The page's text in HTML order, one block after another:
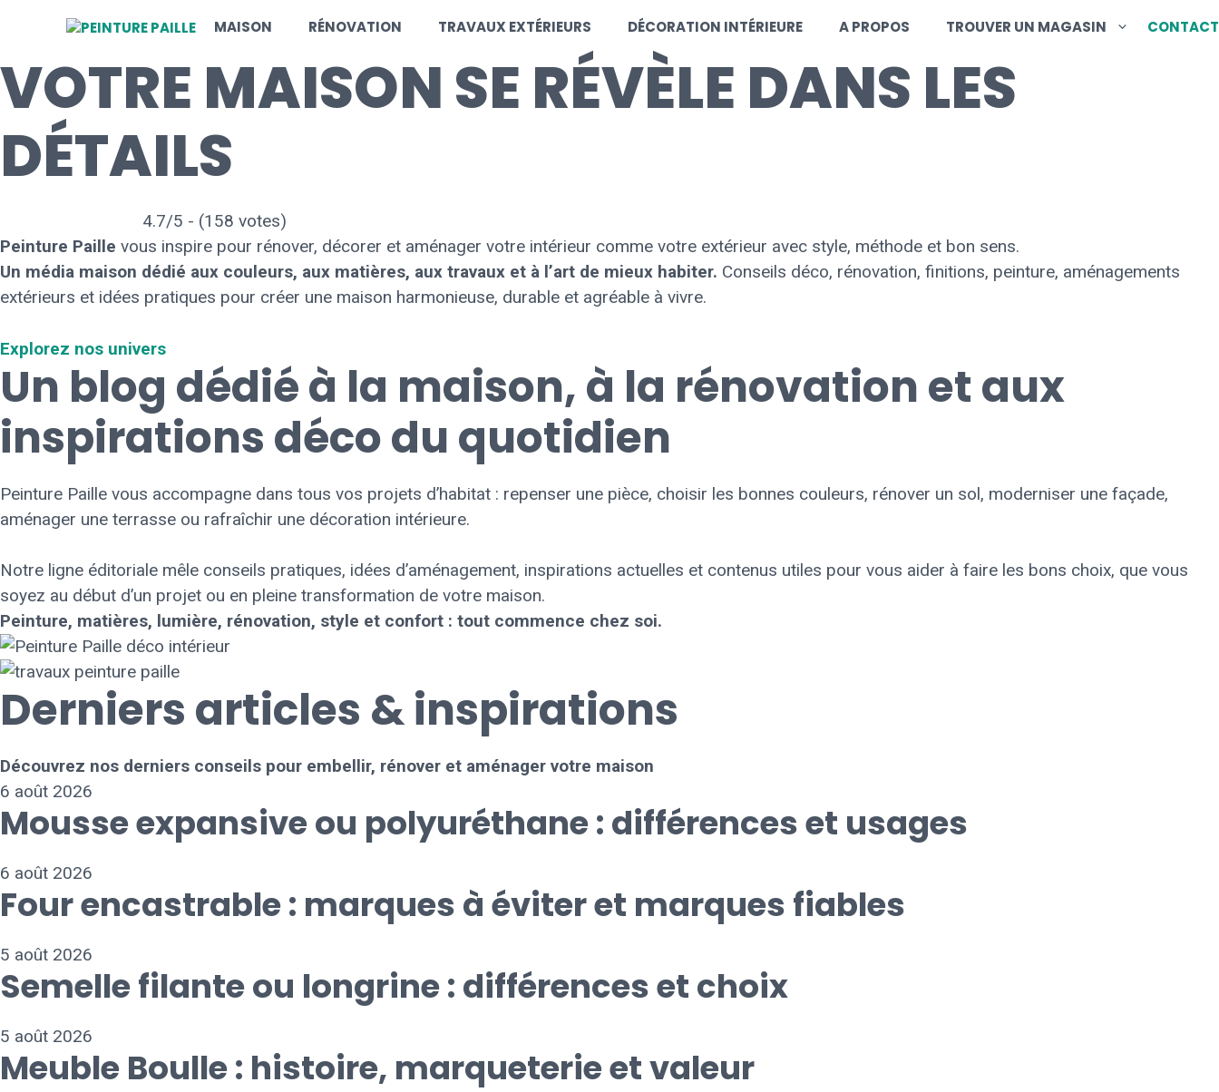
contenu
MAISON RÉNOVATION TRAVAUX EXTÉRIEURS DÉCORATION INTÉRIEURE A PROPOS TROUVER UN MAGASIN CONTACT
VOTRE MAISON SE RÉVÈLE DANS LES
DÉTAILS
4.7/5 - (158 votes)
Peinture Paille vous inspire pour rénover, décorer et aménager votre intérieur comme votre extérieur avec style, méthode et bon sens.
Un média maison dédié aux couleurs, aux matières, aux travaux et à l’art de mieux habiter. Conseils déco, rénovation, finitions, peinture, aménagements
extérieurs et idées pratiques pour créer une maison harmonieuse, durable et agréable à vivre.
Explorez nos univers
Un blog dédié à la maison, à la rénovation et aux
inspirations déco du quotidien
Peinture Paille vous accompagne dans tous vos projets d’habitat : repenser une pièce, choisir les bonnes couleurs, rénover un sol, moderniser une façade,
aménager une terrasse ou rafraîchir une décoration intérieure.
Notre ligne éditoriale mêle conseils pratiques, idées d’aménagement, inspirations actuelles et contenus utiles pour vous aider à faire les bons choix, que vous
soyez au début d’un projet ou en pleine transformation de votre maison.
Peinture, matières, lumière, rénovation, style et confort : tout commence chez soi.
Derniers articles & inspirations
Découvrez nos derniers conseils pour embellir, rénover et aménager votre maison
6 août 2026
Mousse expansive ou polyuréthane : différences et usages
6 août 2026
Four encastrable : marques à éviter et marques fiables
5 août 2026
Semelle filante ou longrine : différences et choix
5 août 2026
Meuble Boulle : histoire, marqueterie et valeur